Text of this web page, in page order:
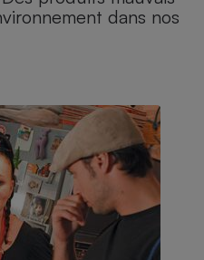
dans nos